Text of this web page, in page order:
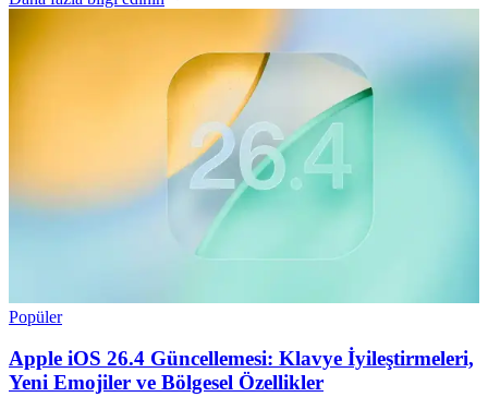
Popüler
Apple iOS 26.4 Güncellemesi: Klavye İyileştirmeleri,
Yeni Emojiler ve Bölgesel Özellikler